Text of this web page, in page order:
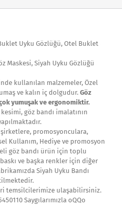
Uyku Gözlüğü, Otel Buklet
Maskesi, Siyah Uyku Gözlüğü
kullanılan malzemeler, Özel
ve kalın iç dolgudur. Göz
çok yumuşak ve ergonomiktir.
kesimi, göz bandı imalatının
promosyonculara,
Kullanım, Hediye ve promosyon
göz bandı ürün için toplu
ve başka renkler için diğer
Siyah Uyku Bandı
temsilcilerimize ulaşabilirsiniz.
Saygılarımızla oQQo